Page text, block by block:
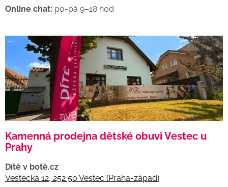
Online chat: po-pá 9–18 hod
Kamenná prodejna dětské obuvi Vestec u
Prahy
Dítě v botě.cz
Vestecká 12, 252 50 Vestec (Praha-západ)